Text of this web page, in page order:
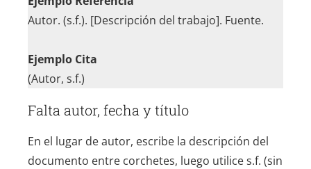
Autor. (s.f.). [Descripción del trabajo]. Fuente.
Ejemplo Cita
(Autor, s.f.)
Falta autor, fecha y título
En el lugar de autor, escribe la descripción del
documento entre corchetes, luego utilice s.f. (sin